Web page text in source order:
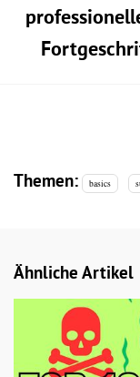
Themen: basics
Ähnliche Artikel